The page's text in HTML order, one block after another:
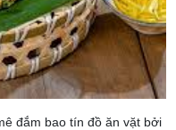
đắm bao tín đồ ăn vặt bởi